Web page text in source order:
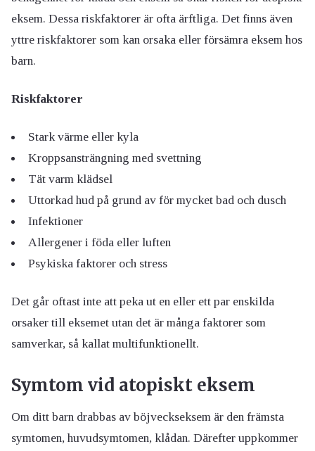
eksem. Dessa riskfaktorer är ofta ärftliga. Det finns även
yttre riskfaktorer som kan orsaka eller försämra eksem hos
barn.
Riskfaktorer
Stark värme eller kyla
Kroppsansträngning med svettning
Tät varm klädsel
Uttorkad hud på grund av för mycket bad och dusch
Infektioner
Allergener i föda eller luften
Psykiska faktorer och stress
Det går oftast inte att peka ut en eller ett par enskilda
orsaker till eksemet utan det är många faktorer som
samverkar, så kallat multifunktionellt.
Symtom vid atopiskt eksem
Om ditt barn drabbas av böjveckseksem är den främsta
symtomen, huvudsymtomen, klådan. Därefter uppkommer